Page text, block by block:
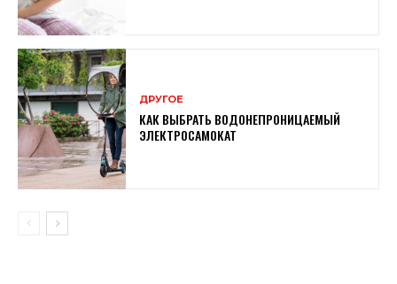
ДРУГОЕ
КАК ВЫБРАТЬ ВОДОНЕПРОНИЦАЕМЫЙ
ЭЛЕКТРОСАМОКАТ